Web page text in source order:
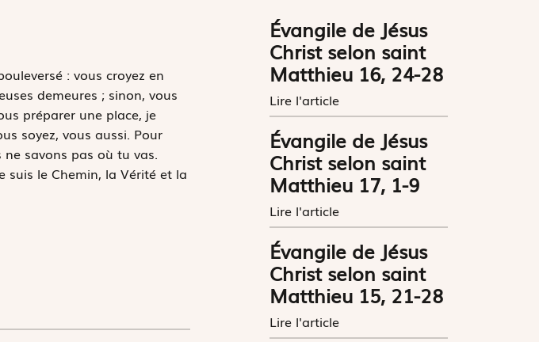
: vous croyez en
demeures ; sinon, vous
préparer une place, je
soyez, vous aussi. Pour
savons pas où tu vas.
suis le Chemin, la Vérité et la
Évangile de Jésus
Christ selon saint
Matthieu 16, 24-28
Lire l'article
Évangile de Jésus
Christ selon saint
Matthieu 17, 1-9
Lire l'article
Évangile de Jésus
Christ selon saint
Matthieu 15, 21-28
Lire l'article